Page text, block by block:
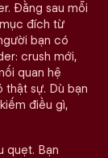
Đằng sau mỗi
đích từ
bạn có
crush mới,
quan hệ
thật sự. Dù bạn
điều gì,
quẹt. Bạn